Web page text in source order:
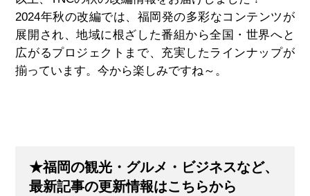
2024年秋の改編では、福岡発の多彩なコンテンツが
展開され、地域に根ざした番組から全国・世界へと
広がるプロジェクトまで、充実したラインナップが
揃っています。今から楽しみですね～。
★福岡の観光・グルメ・ビジネスなど、
最新記事の更新情報はこちらから